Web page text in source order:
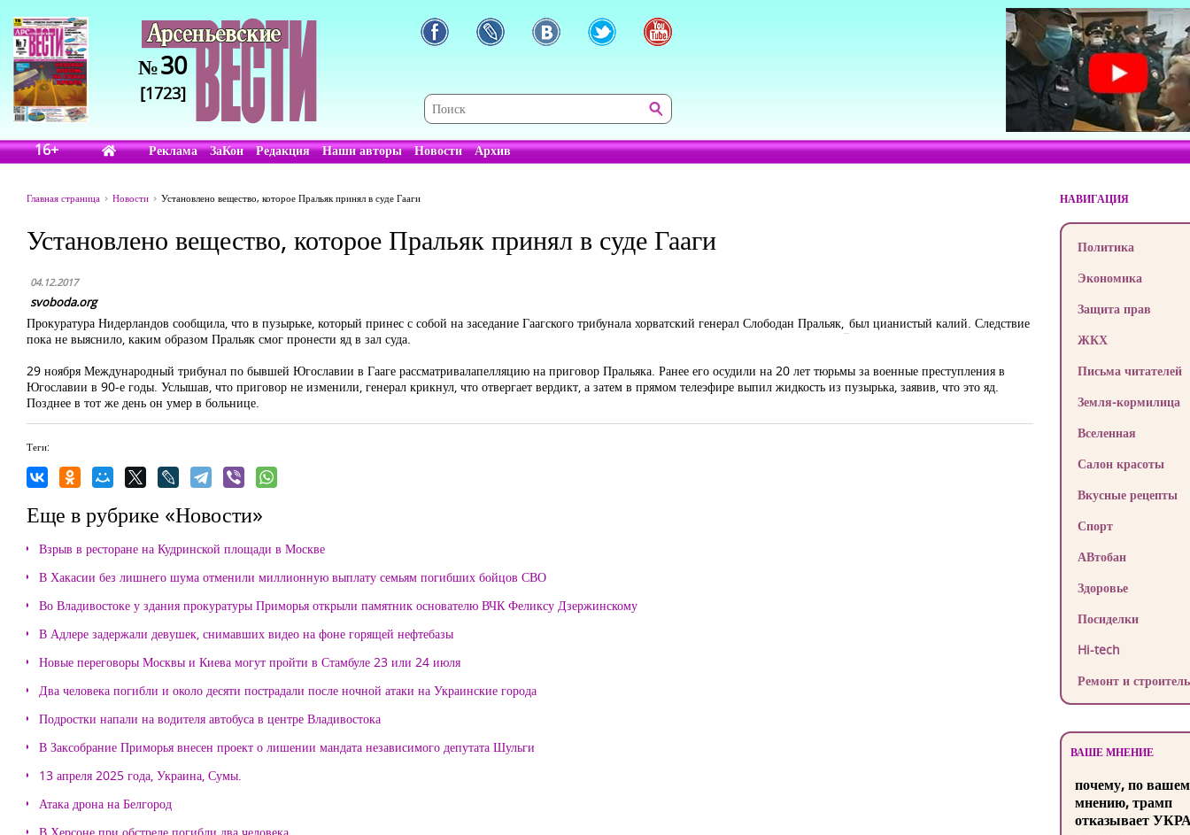
№30
[1723]
16+ Реклама ЗаКон Редакция Наши авторы Новости Архив
Главная страница Новости Установлено вещество, которое Пральяк принял в суде Гааги
Установлено вещество, которое Пральяк принял в суде Гааги
04.12.2017
svoboda.org
Прокуратура Нидерландов сообщила, что в пузырьке, который принес с собой на заседание Гаагского трибунала хорватский генерал Слободан Пральяк, был цианистый калий. Следствие
пока не выяснило, каким образом Пральяк смог пронести яд в зал суда.
29 ноября Международный трибунал по бывшей Югославии в Гааге рассматривалапелляцию на приговор Пральяка. Ранее его осудили на 20 лет тюрьмы за военные преступления в
Югославии в 90-е годы. Услышав, что приговор не изменили, генерал крикнул, что отвергает вердикт, а затем в прямом телеэфире выпил жидкость из пузырька, заявив, что это яд.
Позднее в тот же день он умер в больнице.
Теги:
Еще в рубрике «Новости»
Взрыв в ресторане на Кудринской площади в Москве
В Хакасии без лишнего шума отменили миллионную выплату семьям погибших бойцов СВО
Во Владивостоке у здания прокуратуры Приморья открыли памятник основателю ВЧК Феликсу Дзержинскому
В Адлере задержали девушек, снимавших видео на фоне горящей нефтебазы
Новые переговоры Москвы и Киева могут пройти в Стамбуле 23 или 24 июля
Два человека погибли и около десяти пострадали после ночной атаки на Украинские города
Подростки напали на водителя автобуса в центре Владивостока
В Заксобрание Приморья внесен проект о лишении мандата независимого депутата Шульги
13 апреля 2025 года, Украина, Сумы.
Атака дрона на Белгород
НАВИГАЦИЯ
Политика
Экономика
Защита прав
ЖКХ
Письма читателей
Земля-кормилица
Вселенная
Салон красоты
Вкусные рецепты
Спорт
АВтобан
Здоровье
Посиделки
Hi-tech
Ремонт и
ВАШЕ МНЕНИЕ
почему, по
мнению, трамп
отказывает